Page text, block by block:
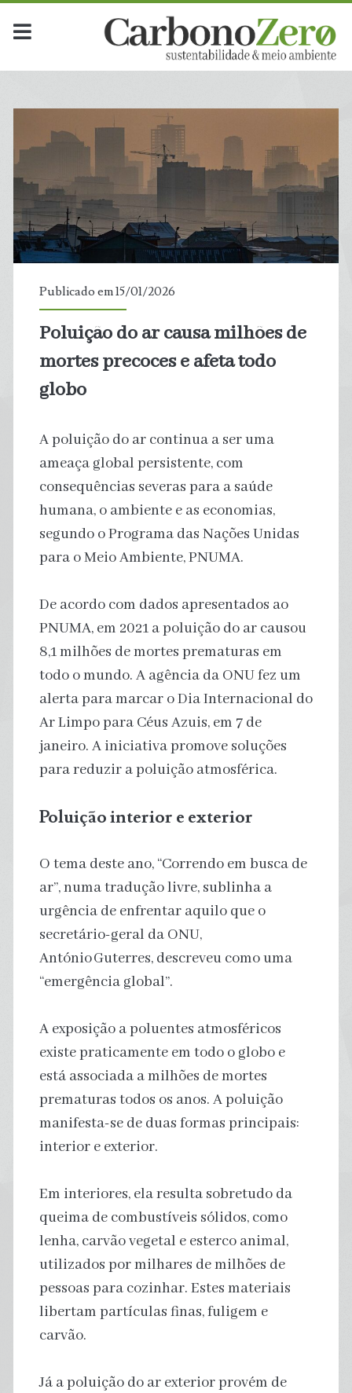
Publicado em 15/01/2026
Poluição do ar causa milhões de
mortes precoces e afeta todo
globo
A poluição do ar continua a ser uma
ameaça global persistente, com
consequências severas para a saúde
humana, o ambiente e as economias,
segundo o Programa das Nações Unidas
para o Meio Ambiente, PNUMA.
De acordo com dados apresentados ao
PNUMA, em 2021 a poluição do ar causou
8,1 milhões de mortes prematuras em
todo o mundo. A agência da ONU fez um
alerta para marcar o Dia Internacional do
Ar Limpo para Céus Azuis, em 7 de
janeiro. A iniciativa promove soluções
para reduzir a poluição atmosférica.
Poluição interior e exterior
O tema deste ano, “Correndo em busca de
ar”, numa tradução livre, sublinha a
urgência de enfrentar aquilo que o
secretário-geral da ONU,
António Guterres, descreveu como uma
“emergência global”.
A exposição a poluentes atmosféricos
existe praticamente em todo o globo e
está associada a milhões de mortes
prematuras todos os anos. A poluição
manifesta-se de duas formas principais:
interior e exterior.
Em interiores, ela resulta sobretudo da
queima de combustíveis sólidos, como
lenha, carvão vegetal e esterco animal,
utilizados por milhares de milhões de
pessoas para cozinhar. Estes materiais
libertam partículas finas, fuligem e
carvão.
Já a poluição do ar exterior provém de